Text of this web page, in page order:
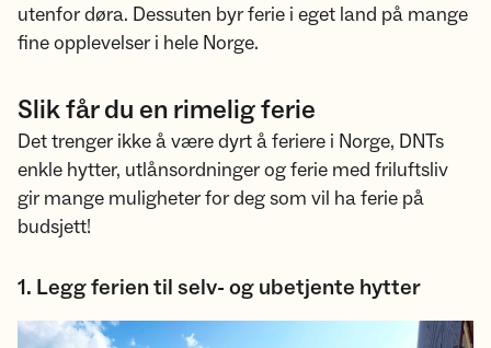
utenfor døra. Dessuten byr ferie i eget land på mange
fine opplevelser i hele Norge.
Slik får du en rimelig ferie
Det trenger ikke å være dyrt å feriere i Norge, DNTs
enkle hytter, utlånsordninger og ferie med friluftsliv
gir mange muligheter for deg som vil ha ferie på
budsjett!
1. Legg ferien til selv- og ubetjente hytter